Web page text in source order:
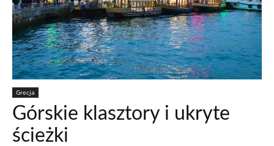
Grecja
Górskie klasztory i ukryte
ścieżki